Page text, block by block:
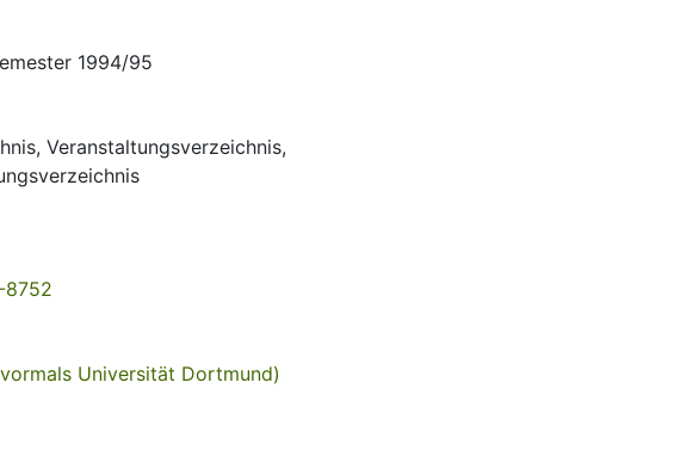
1994/95
, Veranstaltungsverzeichnis,
8752
Universität Dortmund)